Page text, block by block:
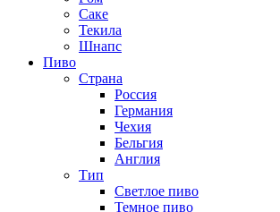
Саке
Текила
Шнапс
Пиво
Страна
Россия
Германия
Чехия
Бельгия
Англия
Тип
Светлое пиво
Темное пиво